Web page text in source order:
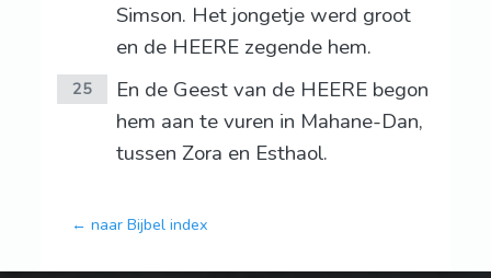
Simson. Het jongetje werd groot
en de HEERE zegende hem.
25
En de Geest van de HEERE begon
hem aan te vuren in Mahane-Dan,
tussen Zora en Esthaol.
← naar Bijbel index